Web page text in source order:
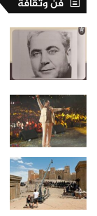
فن وثقافة